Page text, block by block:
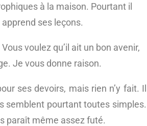
à la maison. Pourtant il
ses leçons.
voulez qu’il ait un bon avenir,
Je vous donne raison.
ses devoirs, mais rien n’y fait. Il
semblent pourtant toutes simples.
paraît même assez futé.